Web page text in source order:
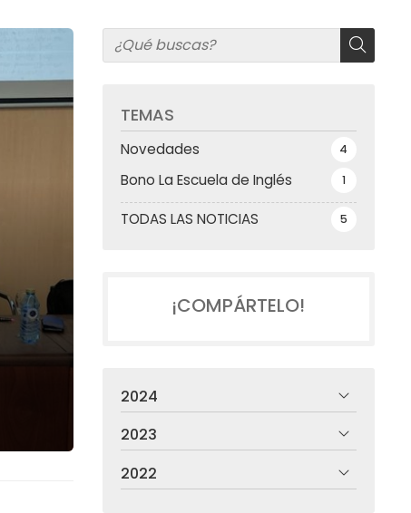
TEMAS
TODAS LAS NOTICIAS 5
Novedades 4
Bono La Escuela de Inglés 1
¡COMPÁRTELO!
2024
2023
2022